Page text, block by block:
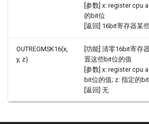
[参数] x: register cpu
的bit位
[返回] 16bit寄存器某
OUTREGMSK16(x,
y, z)
[功能] 清零16bit寄存
置这些bit位的值
[参数] x: register cpu
bit位的值; z: 指定的
[返回] 无